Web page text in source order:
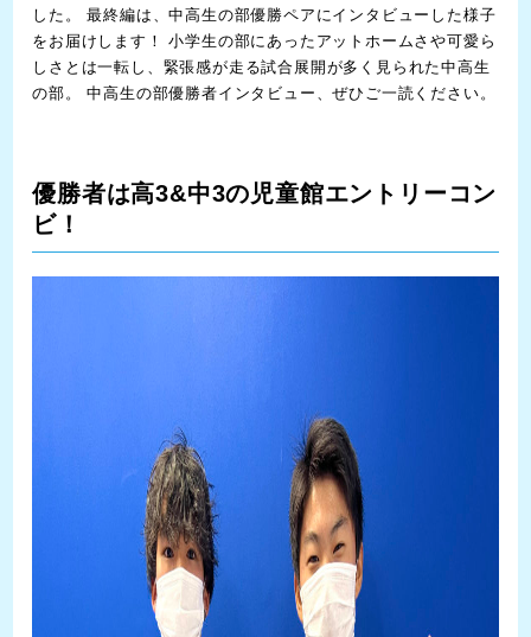
した。 最終編は、中高生の部優勝ペアにインタビューした様子
をお届けします！ 小学生の部にあったアットホームさや可愛ら
しさとは一転し、緊張感が走る試合展開が多く見られた中高生
の部。 中高生の部優勝者インタビュー、ぜひご一読ください。
優勝者は高3&中3の児童館エントリーコン
ビ！